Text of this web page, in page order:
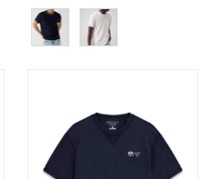
Navy White